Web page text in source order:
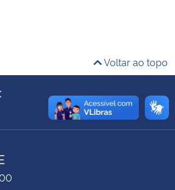
Regional
e dos Direitos Humanos
Voltar ao topo